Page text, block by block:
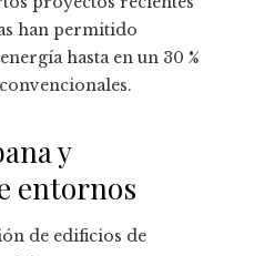
han permitido
hasta en un 30 %
y
entornos
de edificios de